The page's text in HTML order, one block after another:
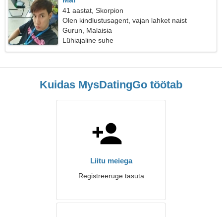
41 aastat, Skorpion
Olen kindlustusagent, vajan lahket naist
Gurun, Malaisia
Lühiajaline suhe
Kuidas MysDatingGo töötab
Liitu meiega
Registreeruge tasuta